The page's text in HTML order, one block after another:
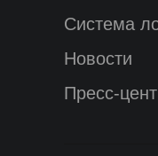
Система
Новости
Пресс-